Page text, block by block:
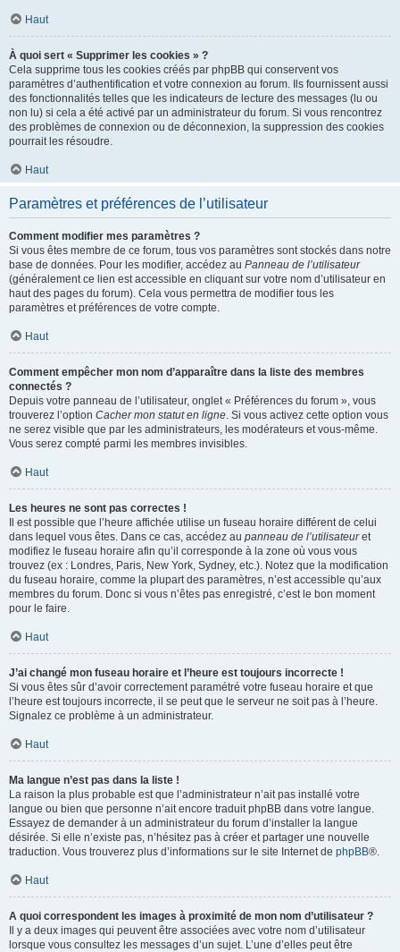
Haut
À quoi sert « Supprimer les cookies » ?
Cela supprime tous les cookies créés par phpBB qui conservent vos
paramètres d’authentification et votre connexion au forum. Ils fournissent aussi
des fonctionnalités telles que les indicateurs de lecture des messages (lu ou
non lu) si cela a été activé par un administrateur du forum. Si vous rencontrez
des problèmes de connexion ou de déconnexion, la suppression des cookies
pourrait les résoudre.
Haut
Paramètres et préférences de l’utilisateur
Comment modifier mes paramètres ?
Si vous êtes membre de ce forum, tous vos paramètres sont stockés dans notre
base de données. Pour les modifier, accédez au Panneau de l’utilisateur
(généralement ce lien est accessible en cliquant sur votre nom d’utilisateur en
haut des pages du forum). Cela vous permettra de modifier tous les
paramètres et préférences de votre compte.
Haut
Comment empêcher mon nom d’apparaître dans la liste des membres
connectés ?
Depuis votre panneau de l’utilisateur, onglet « Préférences du forum », vous
trouverez l’option Cacher mon statut en ligne. Si vous activez cette option vous
ne serez visible que par les administrateurs, les modérateurs et vous-même.
Vous serez compté parmi les membres invisibles.
Haut
Les heures ne sont pas correctes !
Il est possible que l’heure affichée utilise un fuseau horaire différent de celui
dans lequel vous êtes. Dans ce cas, accédez au panneau de l’utilisateuret
modifiez le fuseau horaire afin qu’il corresponde à la zone où vous vous
trouvez (ex : Londres, Paris, New York, Sydney, etc.). Notez que la modification
du fuseau horaire, comme la plupart des paramètres, n’est accessible qu’aux
membres du forum. Donc si vous n’êtes pas enregistré, c’est le bon moment
pour le faire.
Haut
J’ai changé mon fuseau horaire et l’heure est toujours incorrecte !
Si vous êtes sûr d’avoir correctement paramétré votre fuseau horaire et que
l’heure est toujours incorrecte, il se peut que le serveur ne soit pas à l’heure.
Signalez ce problème à un administrateur.
Haut
Ma langue n’est pas dans la liste !
La raison la plus probable est que l’administrateur n’ait pas installé votre
langue ou bien que personne n’ait encore traduit phpBB dans votre langue.
Essayez de demander à un administrateur du forum d’installer la langue
désirée. Si elle n’existe pas, n’hésitez pas à créer et partager une nouvelle
traduction. Vous trouverez plus d’informations sur le site Internet de phpBB®.
Haut
A quoi correspondent les images à proximité de mon nom d’utilisateur ?
Il y a deux images qui peuvent être associées avec votre nom d’utilisateur
lorsque vous consultez les messages d’un sujet. L’une d’elles peut être